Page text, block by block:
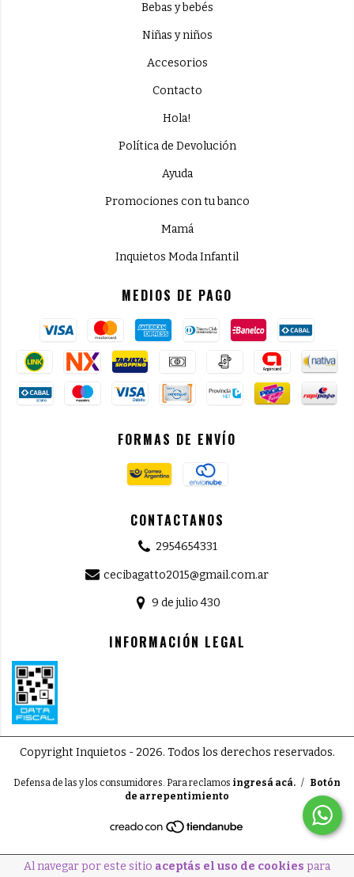
Al navegar por este sitio aceptás el uso de cookies para
Bebas y bebés
Niñas y niños
Accesorios
Contacto
Hola!
Política de Devolución
Ayuda
Promociones con tu banco
Mamá
Inquietos Moda Infantil
MEDIOS DE PAGO
FORMAS DE ENVÍO
CONTACTANOS
2954654331
cecibagatto2015@gmail.com.ar
9 de julio 430
INFORMACIÓN LEGAL
Copyright Inquietos - 2026. Todos los derechos reservados.
Defensa de las y los consumidores. Para reclamos ingresá acá. / Botón
de arrepentimiento